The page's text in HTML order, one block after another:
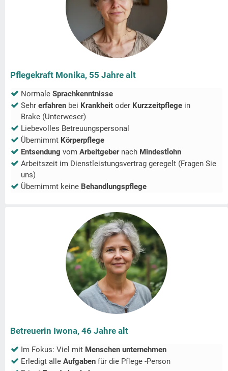
Pflegekraft Monika, 55 Jahre alt
Normale Sprachkenntnisse
Sehr erfahren bei Krankheit oder Kurzzeitpflege in
Brake (Unterweser)
Liebevolles Betreuungspersonal
Übernimmt Körperpflege
Entsendung vom Arbeitgeber nach Mindestlohn
Arbeitszeit im Dienstleistungsvertrag geregelt (Fragen Sie
uns)
Übernimmt keine Behandlungspflege
Betreuerin Iwona, 46 Jahre alt
Im Fokus: Viel mit Menschen unternehmen
Erledigt alle Aufgaben für die Pflege -Person